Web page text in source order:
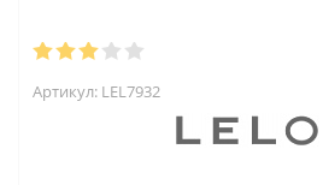
Артикул: LEL7932